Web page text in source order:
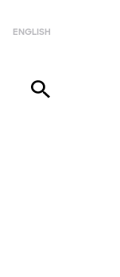
ENGLISH